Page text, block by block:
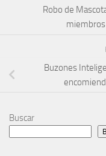
Robo de
Buzones
Buscar